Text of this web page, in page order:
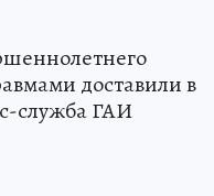
доставили в
служба ГАИ